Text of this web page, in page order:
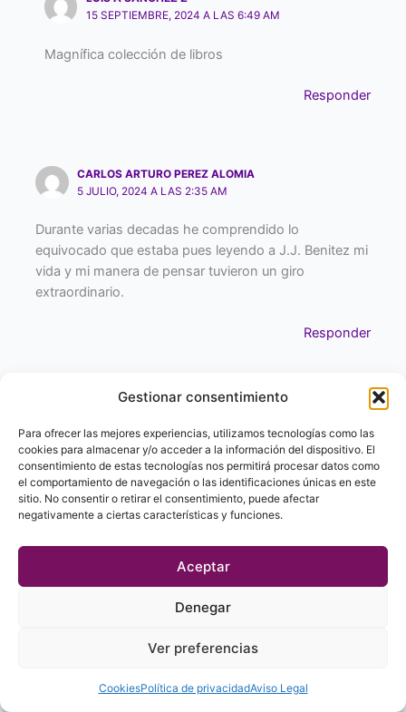
Gestionar consentimiento
Para ofrecer las mejores experiencias, utilizamos tecnologías como las
cookies para almacenar y/o acceder a la información del dispositivo. El
consentimiento de estas tecnologías nos permitirá procesar datos como
el comportamiento de navegación o las identificaciones únicas en este
sitio. No consentir o retirar el consentimiento, puede afectar
negativamente a ciertas características y funciones.
Aceptar
Denegar
Ver preferencias
CookiesPolítica de privacidadAviso Legal
15 SEPTIEMBRE, 2024 A LAS 6:49 AM
Magnífica colección de libros
Responder
CARLOS ARTURO PEREZ ALOMIA
5 JULIO, 2024 A LAS 2:35 AM
Durante varias decadas he comprendido lo
equivocado que estaba pues leyendo a J.J. Benitez mi
vida y mi manera de pensar tuvieron un giro
extraordinario.
Responder
22 JULIO, 2025 A LAS 9:00 AM
Buenos dias: jajajaja, por «causalidad» me vuelvo a
encontrar; virtualmente; con la energía residual de
JJB, quien me ha decepcionado debo acotar. Me
manera tan ilógica, que cuando me dí cuenta que era
una serie novelada y no histórica; sentí una tremenda
que santa no existe, jajajaja.
que realmente pasó; lo que a mi me debiera de
la materia – ergo todo lo que sucede en ella- es para el